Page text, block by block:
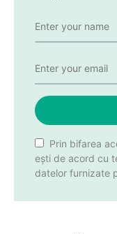
Prin bifarea
ești de acord cu
datelor furnizate